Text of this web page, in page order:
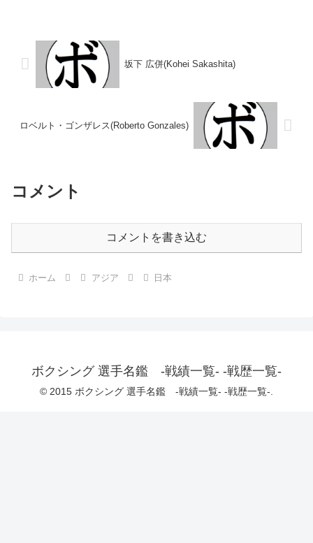
明) 津山 武男(日米...
坂下 広併(Kohei Sakashita)
ロベルト・ゴンザレス(Roberto Gonzales)
コメント
コメントを書き込む
ホーム アジア 日本
ボクシング 選手名鑑 -戦績一覧- -戦歴一覧-
© 2015 ボクシング 選手名鑑 -戦績一覧- -戦歴一覧-.